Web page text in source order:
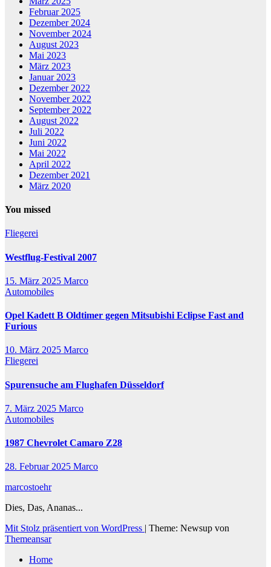
Februar 2025
Dezember 2024
November 2024
August 2023
Mai 2023
März 2023
Januar 2023
Dezember 2022
November 2022
September 2022
August 2022
Juli 2022
Juni 2022
Mai 2022
April 2022
Dezember 2021
März 2020
You missed
Fliegerei
Westflug-Festival 2007
15. März 2025 Marco
Automobiles
Opel Kadett B Oldtimer gegen Mitsubishi Eclipse Fast and
Furious
10. März 2025 Marco
Fliegerei
Spurensuche am Flughafen Düsseldorf
7. März 2025 Marco
Automobiles
1987 Chevrolet Camaro Z28
28. Februar 2025 Marco
marcostoehr
Dies, Das, Ananas...
Mit Stolz präsentiert von WordPress
Theme: Newsup von
Themeansar
Home